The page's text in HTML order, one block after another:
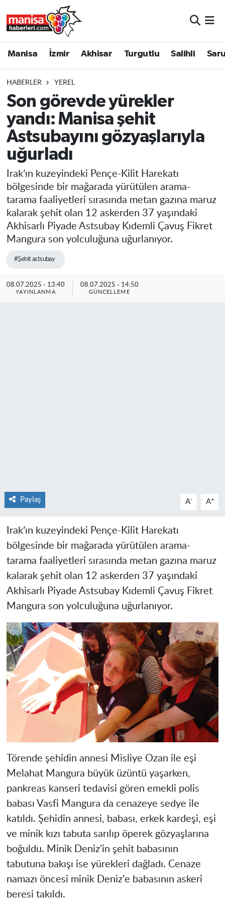
Manisa İzmir Akhisar Turgutlu Salihli
HABERLER YEREL
Son görevde yürekler
yandı: Manisa şehit
Astsubayını gözyaşlarıyla
uğurladı
Irak’ın kuzeyindeki Pençe-Kilit Harekatı
bölgesinde bir mağarada yürütülen arama-
tarama faaliyetleri sırasında metan gazına maruz
kalarak şehit olan 12 askerden 37 yaşındaki
Akhisarlı Piyade Astsubay Kıdemli Çavuş Fikret
Mangura son yolculuğuna uğurlanıyor.
#Şehit astsubay
08.07.2025 - 13:40
YAYINLANMA
08.07.2025 - 14:50
GÜNCELLEME
Paylaş A- A+
Irak’ın kuzeyindeki Pençe-Kilit Harekatı
bölgesinde bir mağarada yürütülen arama-
tarama faaliyetleri sırasında metan gazına maruz
kalarak şehit olan 12 askerden 37 yaşındaki
Akhisarlı Piyade Astsubay Kıdemli Çavuş Fikret
Mangura son yolculuğuna uğurlanıyor.
Törende şehidin annesi Misliye Ozan ile eşi
Melahat Mangura büyük üzüntü yaşarken,
pankreas kanseri tedavisi gören emekli polis
babası Vasfi Mangura da cenazeye sedye ile
katıldı. Şehidin annesi, babası, erkek kardeşi, eşi
ve minik kızı tabuta sarılıp öperek gözyaşlarına
boğuldu. Minik Deniz'in şehit babasının
tabutuna bakışı ise yürekleri dağladı. Cenaze
namazı öncesi minik Deniz'e babasının askeri
beresi takıldı.
Turgutlu
Salihli
Soma
Resmi İlanlar
Manisa Nöbetçi Eczaneler
Manisa Trafik Yoğunluk Haritası
Süper Lig Puan Durumu ve Fikstür
Son Dakika Haberleri
Haber Arşivi